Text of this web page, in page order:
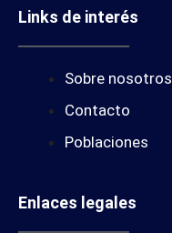
Links de interés
Sobre nosotros
Contacto
Poblaciones
Enlaces legales